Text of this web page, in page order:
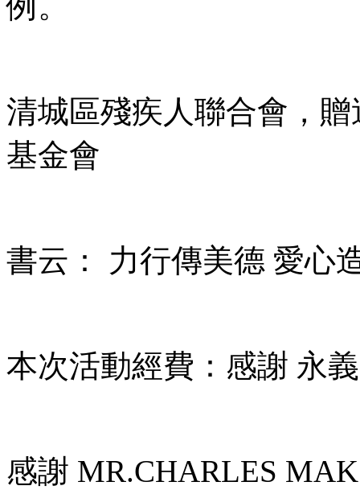
清城區殘疾人聯合會，
基金會
書云： 力行傳美德 愛心
本次活動經費：感謝 永
感謝 MR.CHARLES